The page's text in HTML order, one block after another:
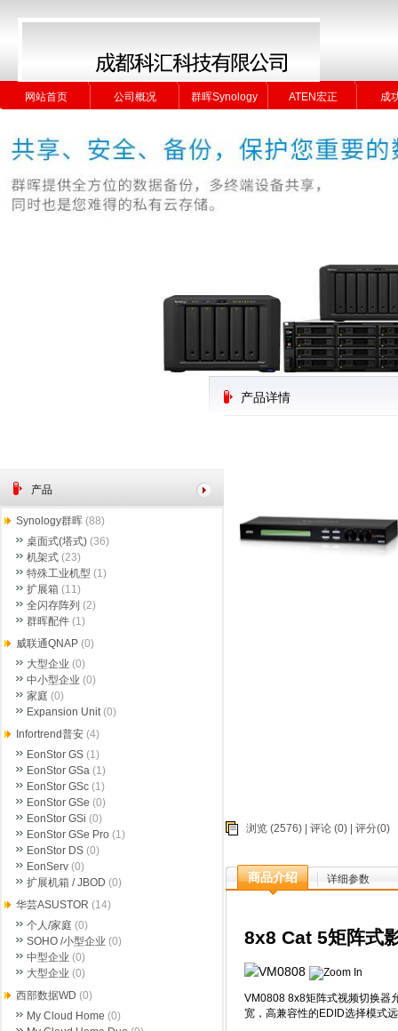
网站首页 公司概况 群晖Synology ATEN宏正 成
网站首页 公司概况 群晖Synology ATEN宏正 成
产品详情
浏览 (2576) | 评论 (0) | 评分(0)
商品介绍 详细参数
8x8 Cat 5矩阵式
VM0808 8x8矩阵式视频切换器
宽，高兼容性的EDID选择模式
产品
Synology群晖 (88)
桌面式(塔式) (36)
机架式 (23)
特殊工业机型 (1)
扩展箱 (11)
全闪存阵列 (2)
群晖配件 (1)
威联通QNAP (0)
大型企业 (0)
中小型企业 (0)
家庭 (0)
Expansion Unit(0)
Infortrend普安 (4)
EonStor GS (1)
EonStor GSa (1)
EonStor GSc (1)
EonStor GSe (0)
EonStor GSi (0)
EonStor GSe Pro (1)
EonStor DS (0)
EonServ (0)
扩展机箱 / JBOD (0)
华芸ASUSTOR (14)
个人/家庭 (0)
SOHO /小型企业 (0)
中型企业 (0)
大型企业 (0)
西部数据WD (0)
My Cloud Home (0)